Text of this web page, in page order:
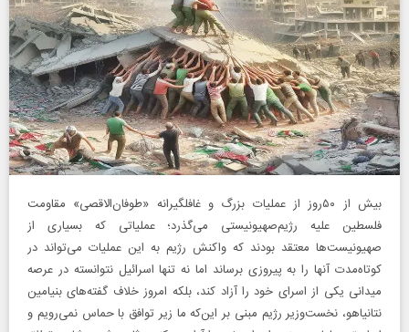
بیش از ۵۰روز از عملیات بزرگ و غافلگیرانه «طوفان‌الاقصی» مقاومت
فلسطین علیه رژیم‌صهیونیستی می‌گذرد؛ عملیاتی که بسیاری از
صهیونیست‌ها معتقد بودند که واکنش رژیم به این عملیات می‌تواند در
کوتاه‌مدت آنها را به پیروزی برساند اما نه تنها اسرائیل نتوانسته در عرصه
میدانی یکی از اسرای خود را آزاد کند، بلکه امروز خلاف گفته‌های بنیامین
نتانیاهو، نخست‌وزیر رژیم مبنی بر این‌که ما زیر توافق‌ با حماس نمی‌رویم و